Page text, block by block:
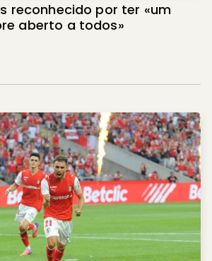
reconhecido por ter «um
aberto a todos»